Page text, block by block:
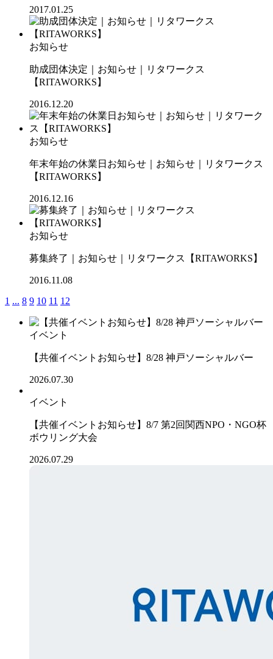
2017.01.25
お知らせ
助成団体決定｜お知らせ｜リタワークス
【RITAWORKS】
2016.12.20
お知らせ
年末年始の休業日お知らせ｜お知らせ｜リタワークス
【RITAWORKS】
2016.12.16
お知らせ
募集終了｜お知らせ｜リタワークス【RITAWORKS】
2016.11.08
1 ... 8 9 10 11 12
イベント
【共催イベントお知らせ】8/28 神戸ソーシャルバー
2026.07.30
イベント
【共催イベントお知らせ】8/7 第2回関西NPO・NGO杯
ボウリング大会
2026.07.29